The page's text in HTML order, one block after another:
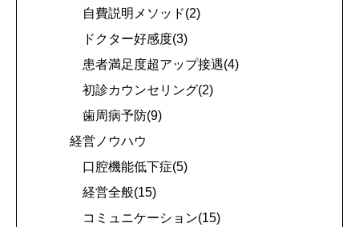
自費説明メソッド(2)
ドクター好感度(3)
患者満足度超アップ接遇(4)
初診カウンセリング(2)
歯周病予防(9)
経営ノウハウ
口腔機能低下症(5)
経営全般(15)
コミュニケーション(15)